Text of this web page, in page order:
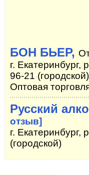
БОН БЬЕР,
г.
96-21
Оптовая
Русский
отзыв]
г.
(городской)